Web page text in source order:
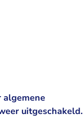
algemene
uitgeschakeld.